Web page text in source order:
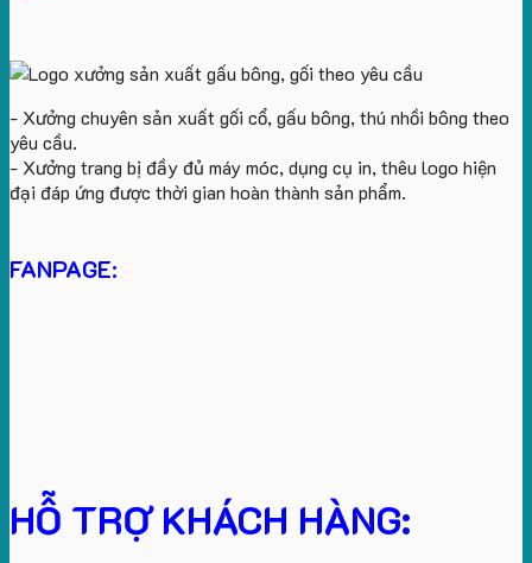
- Xưởng chuyên sản xuất gối cổ, gấu bông, thú nhồi bông theo
yêu cầu.
- Xưởng trang bị đầy đủ máy móc, dụng cụ in, thêu logo hiện
đại đáp ứng được thời gian hoàn thành sản phẩm.
FANPAGE:
HỖ TRỢ KHÁCH HÀNG: